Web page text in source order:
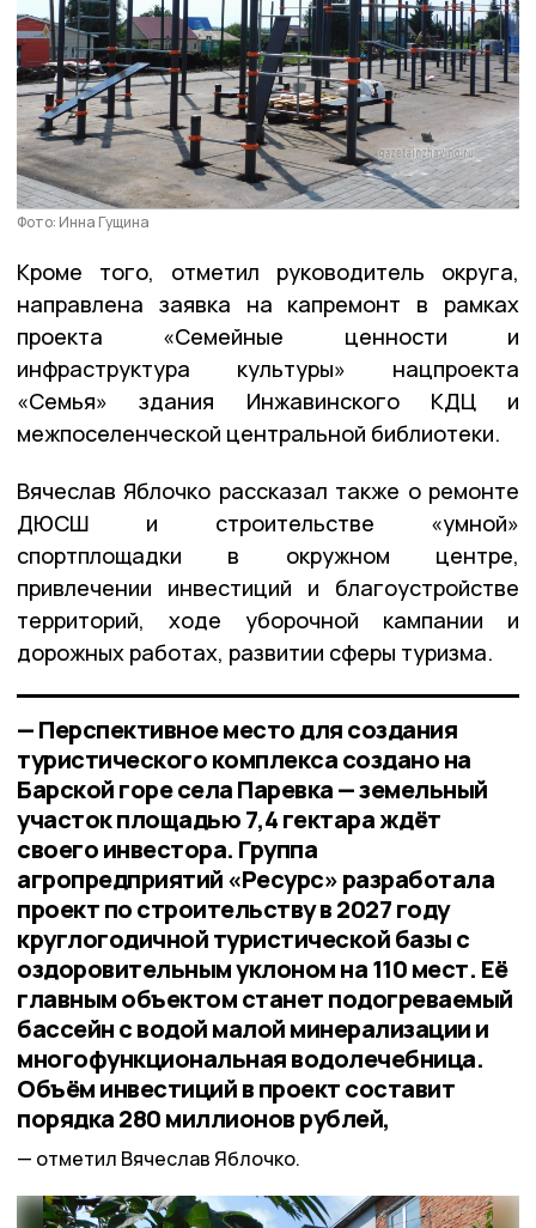
Фото: Инна Гущина
Кроме того, отметил руководитель округа,
направлена заявка на капремонт в рамках
проекта «Семейные ценности и
инфраструктура культуры» нацпроекта
«Семья» здания Инжавинского КДЦ и
межпоселенческой центральной библиотеки.
Вячеслав Яблочко рассказал также о ремонте
ДЮСШ и строительстве «умной»
спортплощадки в окружном центре,
привлечении инвестиций и благоустройстве
территорий, ходе уборочной кампании и
дорожных работах, развитии сферы туризма.
— Перспективное место для создания
туристического комплекса создано на
Барской горе села Паревка — земельный
участок площадью 7,4 гектара ждёт
своего инвестора. Группа
агропредприятий «Ресурс» разработала
проект по строительству в 2027 году
круглогодичной туристической базы с
оздоровительным уклоном на 110 мест. Её
главным объектом станет подогреваемый
бассейн с водой малой минерализации и
многофункциональная водолечебница.
Объём инвестиций в проект составит
порядка 280 миллионов рублей,
отметил Вячеслав Яблочко.